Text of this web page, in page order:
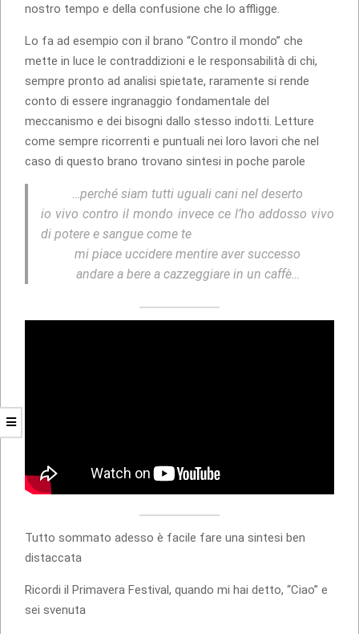
nostro tempo e della confusione che lo affligge.
Lo fa ad esempio con il brano “Contro il mondo” che
mette in luce le contraddizioni e le responsabilità di chi,
sempre pronto ad analisi spietate, raramente si rende
conto di essere ingranaggio fondamentale del
meccanismo e dei bisogni dallo stesso indotti. Letture
come sempre ricorrenti e puntuali nei loro lavori che nel
caso di questo brano trovano sintesi in poche parole
…perché siam tutti uguali cani nel deserto
io vivo contro il mondo invece ce l’ho addosso vivo
di potere e sangue come te
mi piace uccidere mentire aver successo
andare a bere a cazzeggiare in un caffè…
Tutto sommato adesso è facile fare una sintesi ben
distaccata
Ricordi il Primavera Festival, quando mi hai detto, “Ciao” e
sei svenuta